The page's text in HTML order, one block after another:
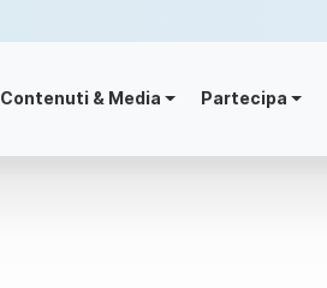
Contenuti & Media Partecipa